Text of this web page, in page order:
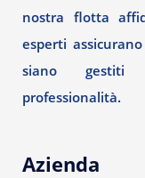
nostra flotta
esperti
siano gestiti
professionalità.
Azienda